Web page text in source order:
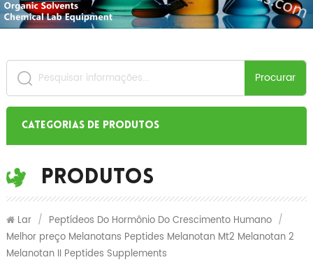
Procurar
Categorias de produtos
Produtos
Lar / Peptídeos Do Hormônio Do Crescimento Humano /
Melhor preço Melanotans Peptides Melanotan Mt2 Melanotan 2
Melanotan II Peptides Supplements